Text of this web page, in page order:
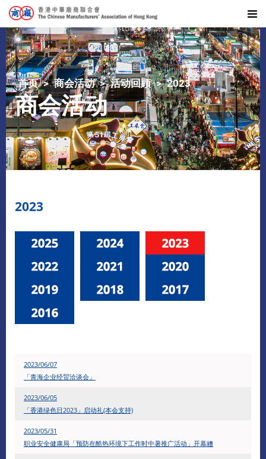
首页 商会活动 活动回顾 2023
商会活动
2023
2023/06/07
「青海企业经贸洽谈会」
2023/06/05
「香港绿色日2023」启动礼(本会支持)
2023/05/31
职业安全健康局「预防在酷热环境下工作时中暑推广活动」开幕禮